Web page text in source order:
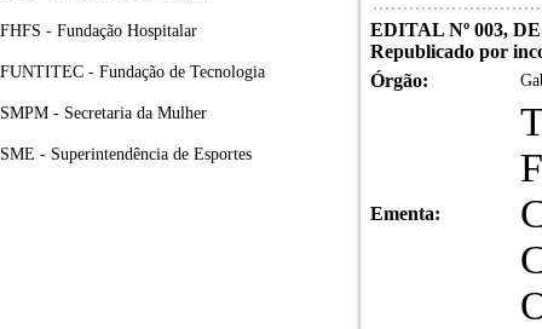
FHFS - Fundação Hospitalar
FUNTITEC - Fundação de Tecnologia
SMPM - Secretaria da Mulher
SME - Superintendência de Esportes
EDITAL Nº 003,
Republicado por
Órgão:
Ementa: